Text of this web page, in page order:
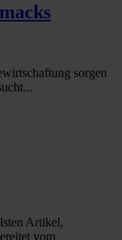
sorgen
Artikel,
vom